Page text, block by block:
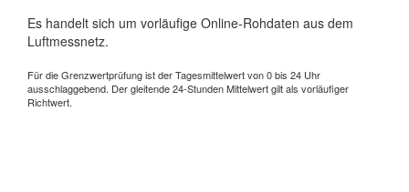
Es handelt sich um vorläufige Online-Rohdaten aus dem
Luftmessnetz.
Für die Grenzwertprüfung ist der Tagesmittelwert von 0 bis 24 Uhr
ausschlaggebend. Der gleitende 24-Stunden Mittelwert gilt als vorläufiger
Richtwert.